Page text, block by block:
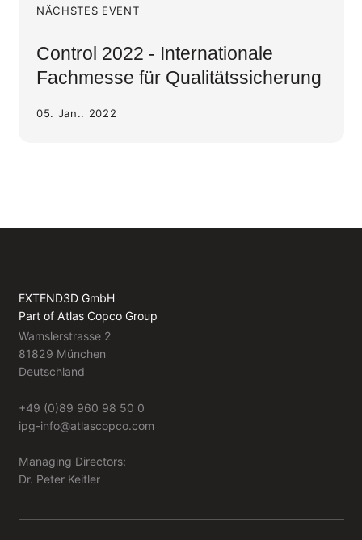
NÄCHSTES EVENT
Control 2022 - Internationale
Fachmesse für Qualitätssicherung
05. Jan.. 2022
EXTEND3D GmbH
Part of Atlas Copco Group
Wamslerstrasse 2
81829 München
Deutschland
+49 (0)89 960 98 50 0
ipg-info@atlascopco.com
Managing Directors:
Dr. Peter Keitler